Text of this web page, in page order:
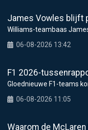
Williams-teambaas
06-08-2026 13:42
Gloednieuwe F1-teams
06-08-2026 11:05